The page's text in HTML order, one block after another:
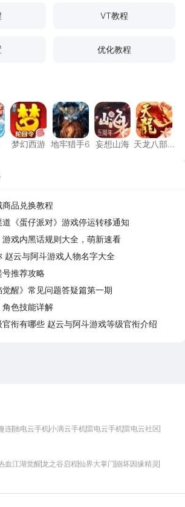
VT教程
优化教程
江湖：觉醒
梦幻西游
梦幻西游
地牢猎手6
地牢猎手6
妄想山海
妄想山海
天龙
天龙八部
品兑换教程
道《蛋仔派对》游戏停运转移通知
游戏内黑话规则大全，萌新速看
赵云与阿斗游戏人物名字大全
号推荐攻略
觉醒》常见问题答疑篇第一期
角色技能详解
衔有哪些 赵云与阿斗游戏等级官衔介绍
连驰电云手机小滴云手机雷电云手机雷电云社区
血江湖觉醒龙之谷启程仙界大掌门 崩坏因缘精灵